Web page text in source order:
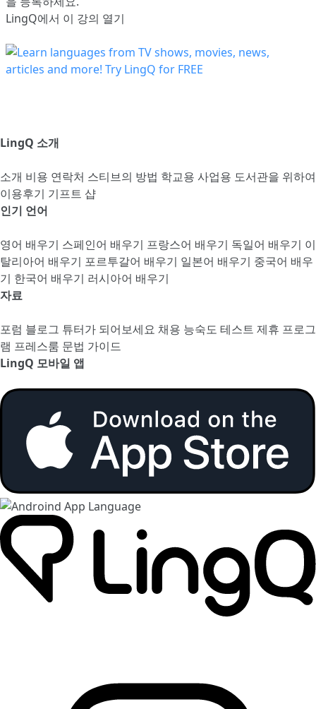
LingQ에서 이 강의 열기
LingQ 소개
소개 비용 연락처 스티브의 방법 학교용 사업용 도서관을 위하여
이용후기 기프트 샵
인기 언어
영어 배우기 스페인어 배우기 프랑스어 배우기 독일어 배우기 이
탈리아어 배우기 포르투갈어 배우기 일본어 배우기 중국어 배우
기 한국어 배우기 러시아어 배우기
자료
포럼 블로그 튜터가 되어보세요 채용 능숙도 테스트 제휴 프로그
램 프레스룸 문법 가이드
LingQ 모바일 앱